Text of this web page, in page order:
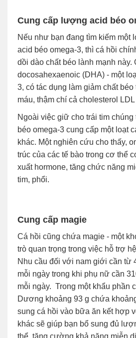
Cung cấp lượng acid béo
Nếu như bạn đang tìm kiếm một
acid béo omega-3, thì cá hồi
dồi dào chất béo lành mạnh này.
docosahexaenoic (DHA) - một
3, có tác dụng làm giảm chất béo
máu, thậm chí cả cholesterol LDL
Ngoài việc giữ cho trái tim chúng
béo omega-3 cung cấp một loạt
khác. Một nghiên cứu cho thấy,
trúc của các tế bào trong cơ thể
xuất hormone, tăng chức năng
tim, phổi.
Cung cấp magie
Cá hồi cũng chứa magie - một
trò quan trọng trong việc hỗ trợ
Nhu cầu đối với nam giới cần từ
mỗi ngày trong khi phụ nữ cần
mỗi ngày. Trong một khẩu phần
Dương khoảng 93 g chứa
sung cá hồi vào bữa ăn kết hợp
khác sẽ giúp bạn bổ sung đủ
thể, tăng cường khả năng miễn